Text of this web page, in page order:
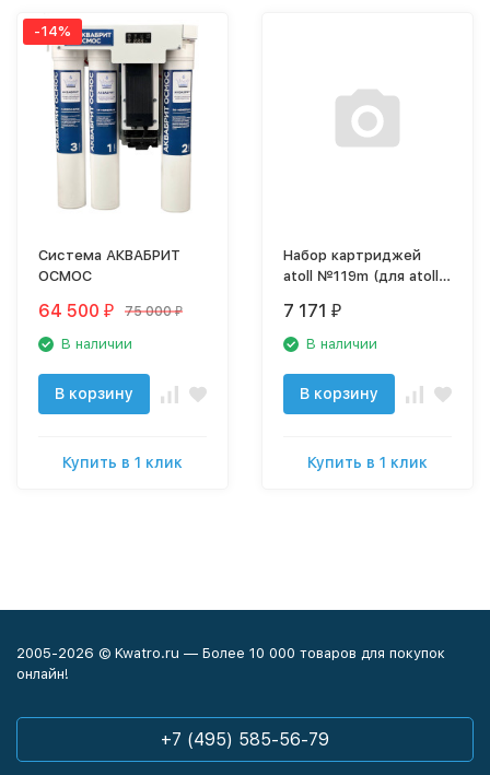
-14%
Система АКВАБРИТ
ОСМОС
64 500 ₽ 75 000 ₽
В наличии
В корзину
Купить в 1 клик
Набор картриджей
atoll №119m (для atoll
7 171 ₽
В наличии
В корзину
Купить в 1 клик
2005-2026 © Kwatro.ru — Более 10 000 товаров для покупок
онлайн!
+7 (495) 585-56-79